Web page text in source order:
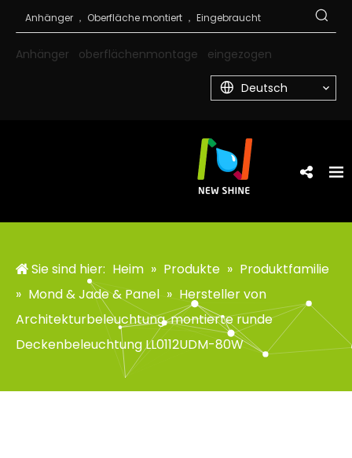
Anhänger oberflächenmontage eingezogen
Deutsch
Sie sind hier: Heim » Produkte » Produktfamilie
» Mond & Jade & Panel » Hersteller von
Architekturbeleuchtung, montierte runde
Deckenbeleuchtung LL0112UDM-80W